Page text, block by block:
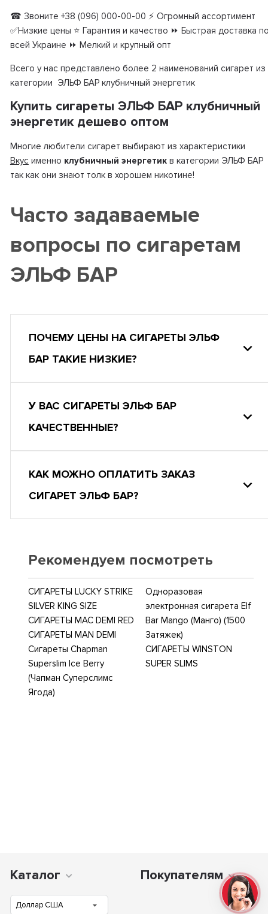
☎ Звоните +38 (096) 000-00-00 ⚡ Огромный ассортимент
✅Низкие цены ⭐ Гарантия и качество ⏩ Быстрая доставка
всей Украине ⏩ Мелкий и крупный опт
Всего у нас представлено более 2 наименований сигарет из
категории ЭЛЬФ БАР клубничный энергетик
Купить сигареты ЭЛЬФ БАР клубничный
энергетик дешево оптом
Многие любители сигарет выбирают из характеристики
Вкус именно клубничный энергетикв категории ЭЛЬФ БАР
так как они знают толк в хорошем никотине!
Часто задаваемые
вопросы по сигаретам
ЭЛЬФ БАР
ПОЧЕМУ ЦЕНЫ НА СИГАРЕТЫ ЭЛЬФ
БАР ТАКИЕ НИЗКИЕ?
У ВАС СИГАРЕТЫ ЭЛЬФ БАР
КАЧЕСТВЕННЫЕ?
КАК МОЖНО ОПЛАТИТЬ ЗАКАЗ
СИГАРЕТ ЭЛЬФ БАР?
Рекомендуем посмотреть
СИГАРЕТЫ LUCKY STRIKE
SILVER KING SIZE
СИГАРЕТЫ MAC DEMI RED
СИГАРЕТЫ MAN DEMI
Сигареты Chapman
Superslim Ice Berry
(Чапман Суперслимс
Ягода)
Одноразовая
электронная сигарета Elf
Bar Mango (Манго) (1500
Затяжек)
СИГАРЕТЫ WINSTON
SUPER SLIMS
Каталог Покупателям